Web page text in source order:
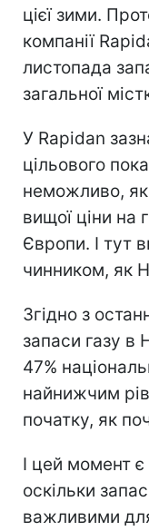
цієї зими.
компанії
листопада
загальної
У Rapidan
цільового
неможливо,
вищої ціни на
Європи. І тут
чинником, як
Згідно з
запаси газу в
47%
найнижчим
початку, як
І цей момент
оскільки
важливими